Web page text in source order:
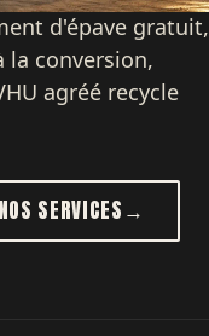
d'épave gratuit,
conversion,
agréé recycle
SERVICES→